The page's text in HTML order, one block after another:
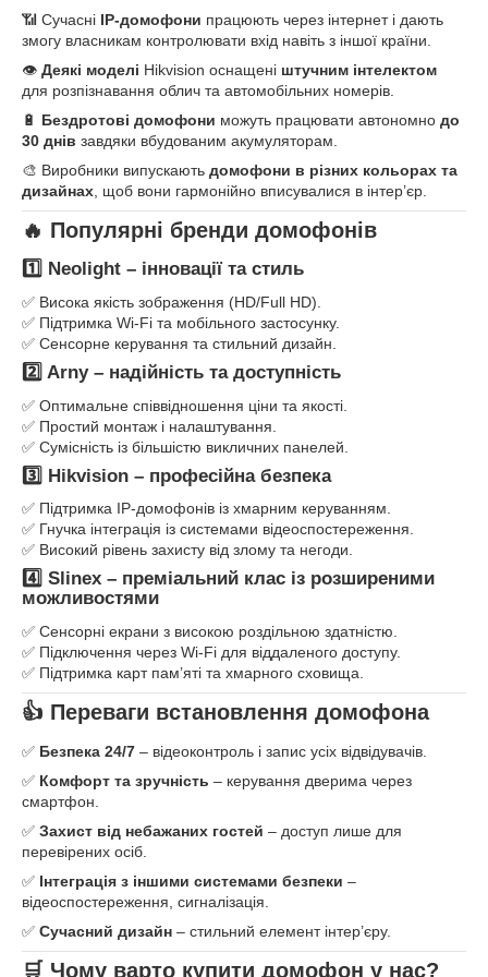
📶 Сучасні IP-домофони працюють через інтернет і дають
змогу власникам контролювати вхід навіть з іншої країни.
👁️ Деякі моделі Hikvision оснащені штучним інтелектом
для розпізнавання облич та автомобільних номерів.
🔋 Бездротові домофони можуть працювати автономно до
30 днів завдяки вбудованим акумуляторам.
🎨 Виробники випускають домофони в різних кольорах та
дизайнах, щоб вони гармонійно вписувалися в інтер’єр.
🔥 Популярні бренди домофонів
1️⃣ Neolight – інновації та стиль
✅ Висока якість зображення (HD/Full HD).
✅ Підтримка Wi-Fi та мобільного застосунку.
✅ Сенсорне керування та стильний дизайн.
2️⃣ Arny – надійність та доступність
✅ Оптимальне співвідношення ціни та якості.
✅ Простий монтаж і налаштування.
✅ Сумісність із більшістю викличних панелей.
3️⃣ Hikvision – професійна безпека
✅ Підтримка IP-домофонів із хмарним керуванням.
✅ Гнучка інтеграція із системами відеоспостереження.
✅ Високий рівень захисту від злому та негоди.
4️⃣ Slinex – преміальний клас із розширеними
можливостями
✅ Сенсорні екрани з високою роздільною здатністю.
✅ Підключення через Wi-Fi для віддаленого доступу.
✅ Підтримка карт пам’яті та хмарного сховища.
👍 Переваги встановлення домофона
✅ Безпека 24/7 – відеоконтроль і запис усіх відвідувачів.
✅ Комфорт та зручність – керування дверима через
смартфон.
✅ Захист від небажаних гостей – доступ лише для
перевірених осіб.
✅ Інтеграція з іншими системами безпеки –
відеоспостереження, сигналізація.
✅ Сучасний дизайн – стильний елемент інтер’єру.
🛒 Чому варто купити домофон у нас?